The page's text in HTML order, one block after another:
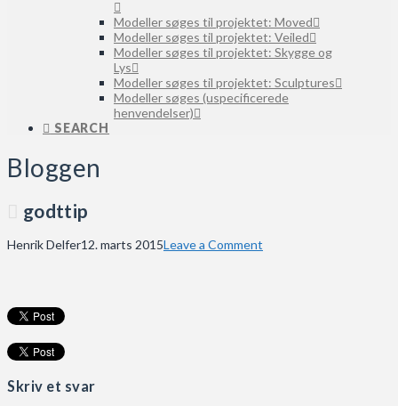
Modeller søges til projektet: Moved
Modeller søges til projektet: Veiled
Modeller søges til projektet: Skygge og
Lys
Modeller søges til projektet: Sculptures
Modeller søges (uspecificerede
henvendelser)
SEARCH
Bloggen
godttip
Henrik Delfer12. marts 2015Leave a Comment
Skriv et svar